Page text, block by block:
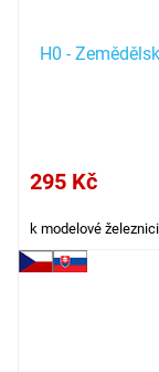
H0 -
295 Kč
k modelové železnici